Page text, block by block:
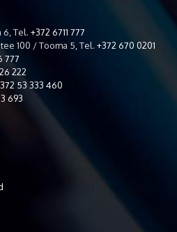
Tel. +372 6711 777
100 / Tooma 5, Tel. +372 670 0201
777
222
53 333 460
693